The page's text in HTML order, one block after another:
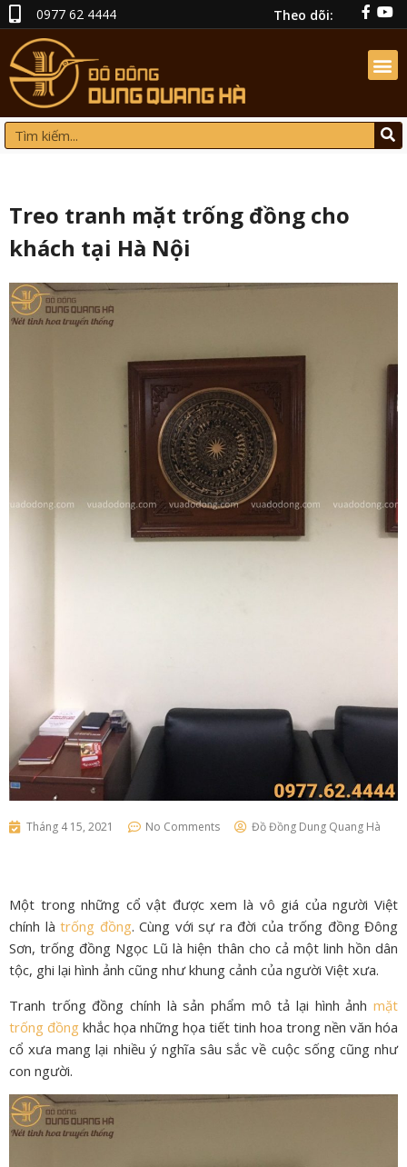
0977 62 4444 Theo dõi:
Treo tranh mặt trống đồng cho
khách tại Hà Nội
Tháng 4 15, 2021 No Comments Đồ Đồng Dung Quang Hà
Một trong những cổ vật được xem là vô giá của người Việt
chính là trống đồng. Cùng với sự ra đời của trống đồng Đông
Sơn, trống đồng Ngọc Lũ là hiện thân cho cả một linh hồn dân
tộc, ghi lại hình ảnh cũng như khung cảnh của người Việt xưa.
Tranh trống đồng chính là sản phẩm mô tả lại hình ảnh mặt
trống đồng khắc họa những họa tiết tinh hoa trong nền văn hóa
cổ xưa mang lại nhiều ý nghĩa sâu sắc về cuộc sống cũng như
con người.